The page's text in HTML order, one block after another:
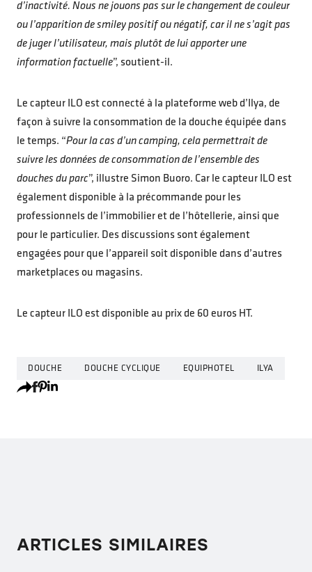
d’inactivité. Nous ne jouons pas sur le changement de couleur
ou l’apparition de smiley positif ou négatif, car il ne s’agit pas
de juger l’utilisateur, mais plutôt de lui apporter une
information factuelle”, soutient-il.
Le capteur ILO est connecté à la plateforme web d’Ilya, de
façon à suivre la consommation de la douche équipée dans
le temps. “Pour la cas d’un camping, cela permettrait de
suivre les données de consommation de l’ensemble des
douches du parc”, illustre Simon Buoro. Car le capteur ILO est
également disponible à la précommande pour les
professionnels de l’immobilier et de l’hôtellerie, ainsi que
pour le particulier. Des discussions sont également
engagées pour que l’appareil soit disponible dans d’autres
marketplaces ou magasins.
Le capteur ILO est disponible au prix de 60 euros HT.
DOUCHE DOUCHE CYCLIQUE EQUIPHOTEL ILYA
ARTICLES SIMILAIRES